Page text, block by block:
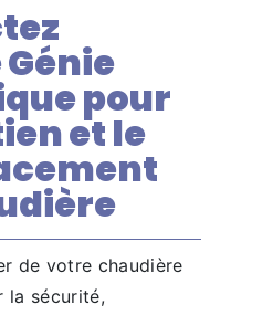
pour
et le
de votre chaudière
la sécurité,